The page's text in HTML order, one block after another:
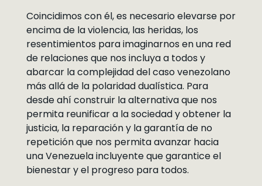
Coincidimos con él, es necesario elevarse por
encima de la violencia, las heridas, los
resentimientos para imaginarnos en una red
de relaciones que nos incluya a todos y
abarcar la complejidad del caso venezolano
más allá de la polaridad dualística. Para
desde ahí construir la alternativa que nos
permita reunificar a la sociedad y obtener la
justicia, la reparación y la garantía de no
repetición que nos permita avanzar hacia
una Venezuela incluyente que garantice el
bienestar y el progreso para todos.